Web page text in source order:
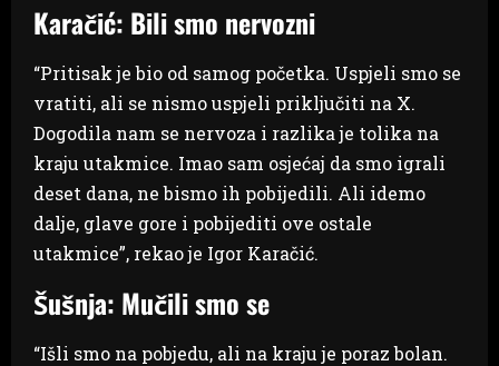
Karačić: Bili smo nervozni
“Pritisak je bio od samog početka. Uspjeli smo se
vratiti, ali se nismo uspjeli priključiti na X.
Dogodila nam se nervoza i razlika je tolika na
kraju utakmice. Imao sam osjećaj da smo igrali
deset dana, ne bismo ih pobijedili. Ali idemo
dalje, glave gore i pobijediti ove ostale
utakmice”, rekao je Igor Karačić.
Šušnja: Mučili smo se
“Išli smo na pobjedu, ali na kraju je poraz bolan.